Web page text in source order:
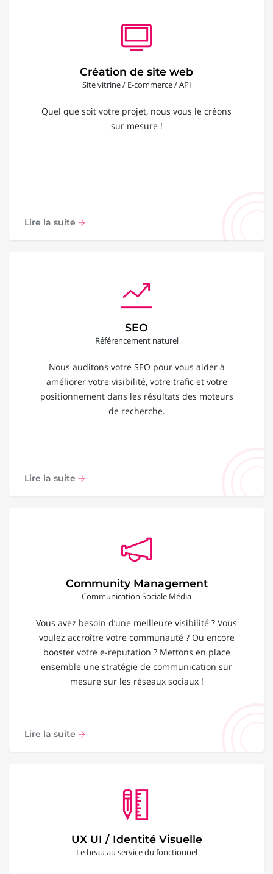
Création de site web
Site vitrine / E-commerce / API
Quel que soit votre projet, nous vous le créons
sur mesure !
Lire la suite
SEO
Référencement naturel
Nous auditons votre SEO pour vous aider à
améliorer votre visibilité, votre trafic et votre
positionnement dans les résultats des moteurs
de recherche.
Lire la suite
Community Management
Communication Sociale Média
Vous avez besoin d’une meilleure visibilité ? Vous
voulez accroître votre communauté ? Ou encore
booster votre e-reputation ? Mettons en place
ensemble une stratégie de communication sur
mesure sur les réseaux sociaux !
Lire la suite
UX UI / Identité Visuelle
Le beau au service du fonctionnel